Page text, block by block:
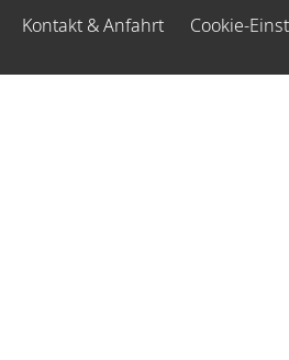
Kontakt & Anfahrt
Cookie-